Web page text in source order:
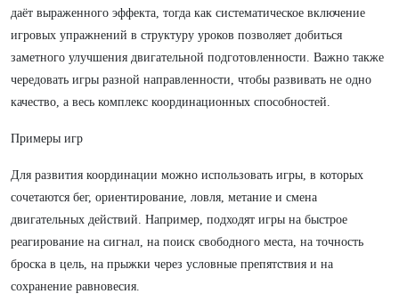
даёт выраженного эффекта, тогда как систематическое включение
игровых упражнений в структуру уроков позволяет добиться
заметного улучшения двигательной подготовленности. Важно также
чередовать игры разной направленности, чтобы развивать не одно
качество, а весь комплекс координационных способностей.
Примеры игр
Для развития координации можно использовать игры, в которых
сочетаются бег, ориентирование, ловля, метание и смена
двигательных действий. Например, подходят игры на быстрое
реагирование на сигнал, на поиск свободного места, на точность
броска в цель, на прыжки через условные препятствия и на
сохранение равновесия.